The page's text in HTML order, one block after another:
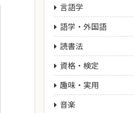
言語学
語学・外国語
読書法
資格・検定
趣味・実用
音楽